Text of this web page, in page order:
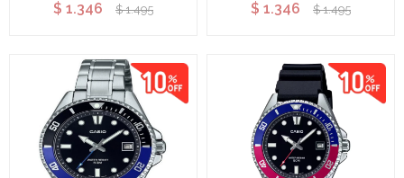
$ 1.346 $ 1.495 $ 1.346 $ 1.495